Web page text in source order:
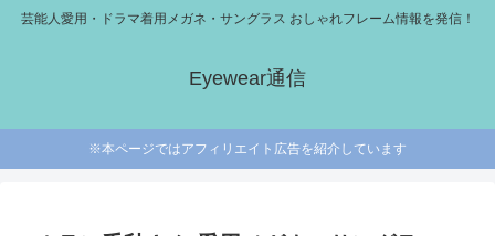
芸能人愛用・ドラマ着用メガネ・サングラス おしゃれフレーム情報を発信！
Eyewear通信
※本ページではアフィリエイト広告を紹介しています